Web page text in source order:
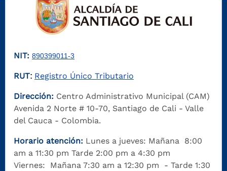
NIT: 890399011-3
RUT: Registro Único Tributario
Dirección: Centro Administrativo Municipal (CAM)
Avenida 2 Norte # 10-70, Santiago de Cali - Valle
del Cauca - Colombia.
Horario atención: Lunes a jueves: Mañana 8:00
am a 11:30 pm Tarde 2:00 pm a 4:30 pm
Viernes: Mañana 7:30 am a 12:30 pm - Tarde 1:30